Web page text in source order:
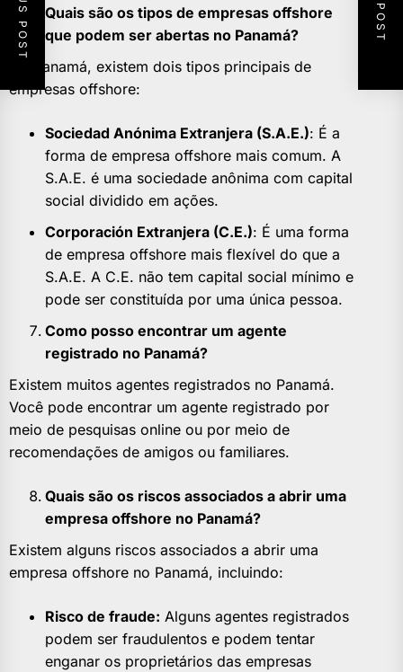
Quais são os tipos de empresas offshore
que podem ser abertas no Panamá?
No Panamá, existem dois tipos principais de
empresas offshore:
Sociedad Anónima Extranjera (S.A.E.): É a
forma de empresa offshore mais comum. A
S.A.E. é uma sociedade anônima com capital
social dividido em ações.
Corporación Extranjera (C.E.): É uma forma
de empresa offshore mais flexível do que a
S.A.E. A C.E. não tem capital social mínimo e
pode ser constituída por uma única pessoa.
Como posso encontrar um agente
registrado no Panamá?
Existem muitos agentes registrados no Panamá.
Você pode encontrar um agente registrado por
meio de pesquisas online ou por meio de
recomendações de amigos ou familiares.
Quais são os riscos associados a abrir uma
empresa offshore no Panamá?
Existem alguns riscos associados a abrir uma
empresa offshore no Panamá, incluindo:
Risco de fraude: Alguns agentes registrados
podem ser fraudulentos e podem tentar
enganar os proprietários das empresas